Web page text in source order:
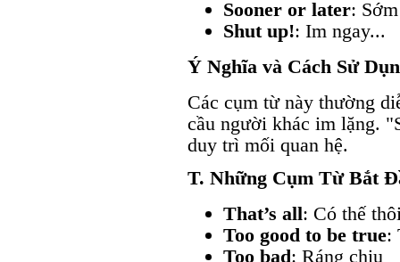
Sooner or later:
Shut up!: Im ngay...
Ý Nghĩa và Cách Sử
Các cụm từ này thường
cầu người khác im lặng.
duy trì mối quan hệ.
T. Những Cụm Từ Bắt
That’s all: Có thế
Too good to be true:
Too bad: Ráng chịu